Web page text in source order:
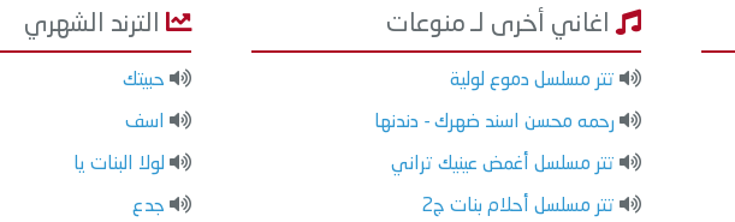
اغاني أخرى لـ منوعات
تتر مسلسل دموع لولية
رحمه محسن اسند ضهرك - دندنها
تتر مسلسل أغمض عينيك تراني
تتر مسلسل أحلام بنات ج2
الترند الشهري
حبيتك
اسف
لولا البنات يا
جدع